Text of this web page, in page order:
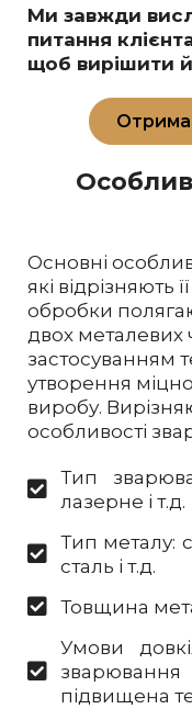
Ми завжди
питання
щоб вирішити
Основні
які відрізняють
обробки
двох металевих
застосуванням
утворення
виробу.
особливості
Тип
лазерне і т.д.
Тип металу:
сталь і т.д.
Товщина
Умови
зварювання
підвищена